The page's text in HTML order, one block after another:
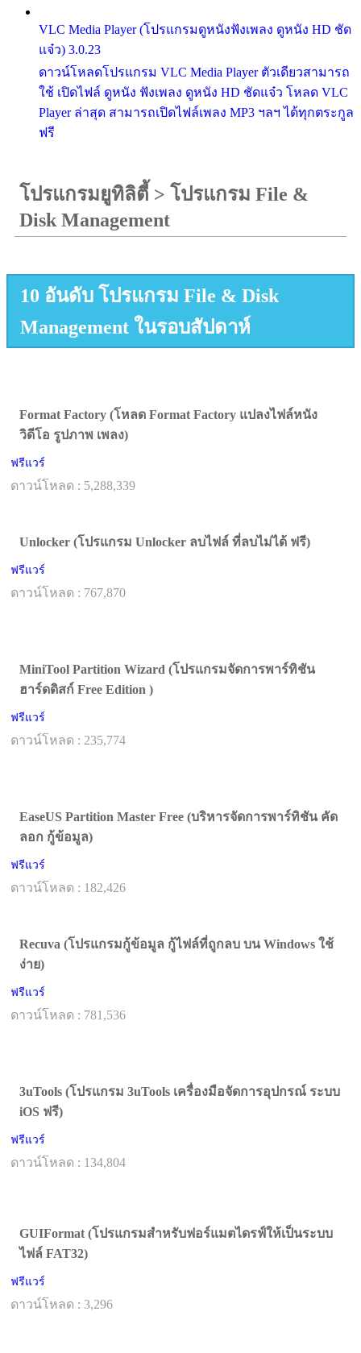
VLC Media Player (โปรแกรมดูหนังฟังเพลง ดูหนัง HD ชัด
แจ๋ว) 3.0.23
ดาวน์โหลดโปรแกรม VLC Media Player ตัวเดียวสามารถ
ใช้ เปิดไฟล์ ดูหนัง ฟังเพลง ดูหนัง HD ชัดแจ๋ว โหลด VLC
Player ล่าสุด สามารถเปิดไฟล์เพลง MP3 ฯลฯ ได้ทุกตระกูล
ฟรี
โปรแกรมยูทิลิตี้ > โปรแกรม File &
Disk Management
10 อันดับ โปรแกรม File & Disk
Management ในรอบสัปดาห์
Format Factory (โหลด Format Factory แปลงไฟล์หนัง
วิดีโอ รูปภาพ เพลง)
ฟรีแวร์
ดาวน์โหลด : 5,288,339
Unlocker (โปรแกรม Unlocker ลบไฟล์ ที่ลบไม่ได้ ฟรี)
ฟรีแวร์
ดาวน์โหลด : 767,870
MiniTool Partition Wizard (โปรแกรมจัดการพาร์ทิชัน
ฮาร์ดดิสก์ Free Edition )
ฟรีแวร์
ดาวน์โหลด : 235,774
EaseUS Partition Master Free (บริหารจัดการพาร์ทิชัน คัด
ลอก กู้ข้อมูล)
ฟรีแวร์
ดาวน์โหลด : 182,426
Recuva (โปรแกรมกู้ข้อมูล กู้ไฟล์ที่ถูกลบ บน Windows ใช้
ง่าย)
ฟรีแวร์
ดาวน์โหลด : 781,536
3uTools (โปรแกรม 3uTools เครื่องมือจัดการอุปกรณ์ ระบบ
iOS ฟรี)
ฟรีแวร์
ดาวน์โหลด : 134,804
GUIFormat (โปรแกรมสำหรับฟอร์แมตไดรฟ์ให้เป็นระบบ
ไฟล์ FAT32)
ฟรีแวร์
ดาวน์โหลด : 3,296